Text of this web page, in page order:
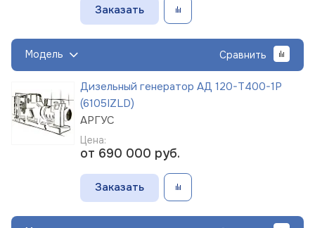
Заказать
Модель Сравнить
Дизельный генератор АД 120-Т400-1Р
(6105IZLD)
АРГУС
Цена:
от 690 000 руб.
Заказать